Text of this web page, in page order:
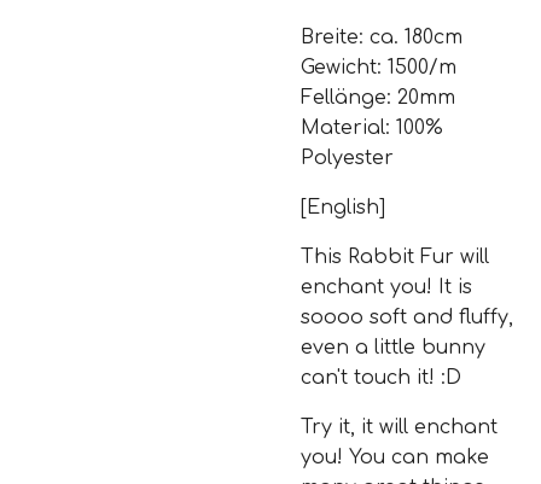
Breite: ca. 180cm
Gewicht: 1500/m
Fellänge: 20mm
Material: 100%
Polyester
[English]
This Rabbit Fur will
enchant you! It is
soooo soft and fluffy,
even a little bunny
can't touch it! :D
Try it, it will enchant
you! You can make